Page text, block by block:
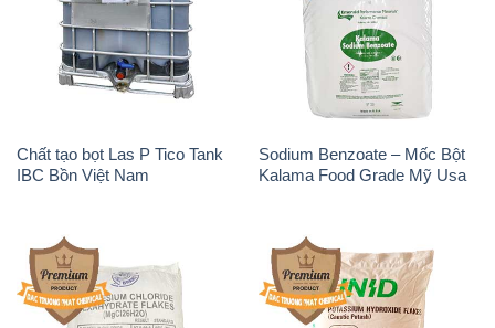
Chất tạo bọt Las P Tico Tank
IBC Bồn Việt Nam
Sodium Benzoate – Mốc Bột
Kalama Food Grade Mỹ Usa